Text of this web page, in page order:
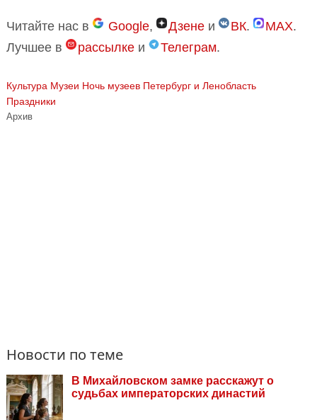
Читайте нас в Google, Дзене и ВК. MAX.
Лучшее в
рассылке и Телеграм.
Культура Музеи Ночь музеев Петербург и Ленобласть
Праздники
Архив
Новости по теме
В Михайловском замке расскажут о
судьбах императорских династий